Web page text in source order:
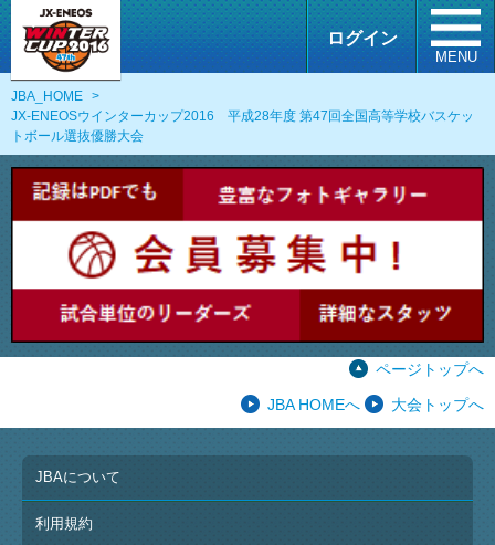
ログイン
MENU
JBA_HOME
>
JX-ENEOSウインターカップ2016 平成28年度 第47回全国高等学校バスケッ
トボール選抜優勝大会
ページトップへ
JBA HOMEへ
大会トップへ
JBAについて
利用規約